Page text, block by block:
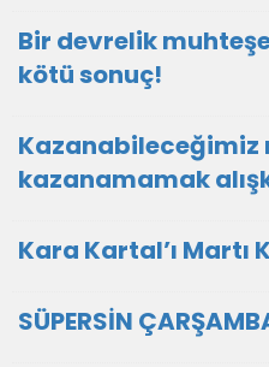
Bir devrelik
kötü sonuç!
Kazanabileceğimiz
kazanamamak
Kara Kartal’ı Martı
SÜPERSİN